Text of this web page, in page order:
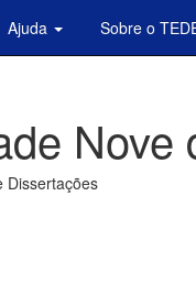
Ajuda Sobre o
Nove
Dissertações